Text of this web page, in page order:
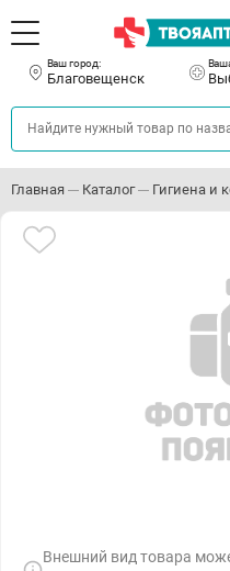
Ваш город:
Благовещенск
Главная Каталог Гигиена и
Внешний вид товара